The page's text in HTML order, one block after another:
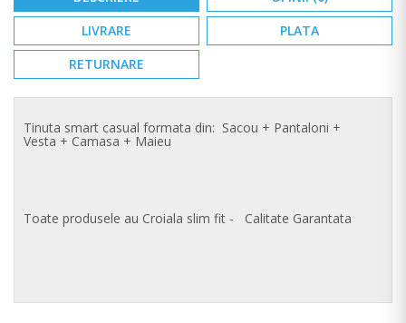
LIVRARE
PLATA
RETURNARE
Tinuta smart casual formata din: Sacou + Pantaloni +
Vesta + Camasa + Maieu
Toate produsele au Croiala slim fit - Calitate Garantata